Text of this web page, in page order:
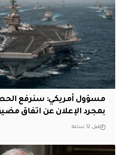
مسؤول أمريكي: سنرفع
بمجرد الإعلان عن اتفاق
قبل 12 ساعة